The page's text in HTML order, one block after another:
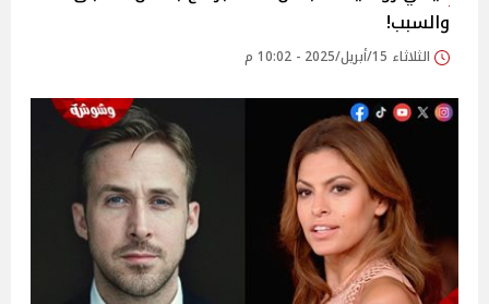
والسبب!
الثلاثاء 15/أبريل/2025 - 10:02 م